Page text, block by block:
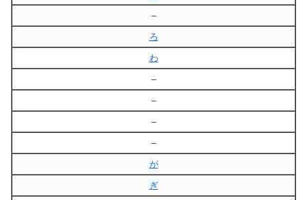
–
ろ
わ
–
–
–
–
が
ぎ